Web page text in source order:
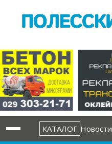
КАТАЛОГ Новости